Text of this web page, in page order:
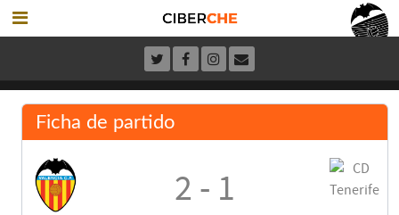
Ficha de partido
2 - 1